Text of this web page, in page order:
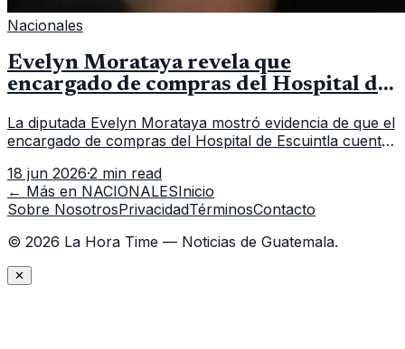
Nacionales
Evelyn Morataya revela que
encargado de compras del Hospital de
La diputada Evelyn Morataya mostró evidencia de que el
encargado de compras del Hospital de Escuintla cuenta
capacitación en la capital.
18 jun 2026·2 min read
← Más en NACIONALESInicio
Sobre NosotrosPrivacidadTérminosContacto
© 2026 La Hora Time — Noticias de Guatemala.